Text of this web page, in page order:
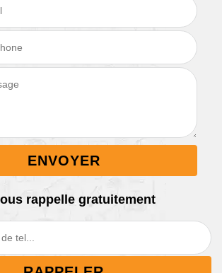
rappelle gratuitement